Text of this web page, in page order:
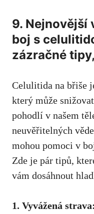
9. Nejnovější
boj s
zázračné
Celulitida na břiše
který může
pohodlí v našem
neuvěřitelných
mohou pomoci v
Zde je pár tipů,
vám dosáhnout
1. Vyvážená strava: